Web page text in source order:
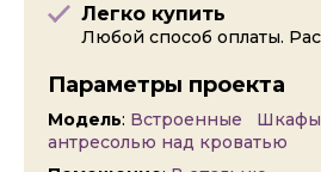
Легко купить
Любой способ оплаты.
Параметры проекта
Модель: Встроенные Шкафы
антресолью над кроватью